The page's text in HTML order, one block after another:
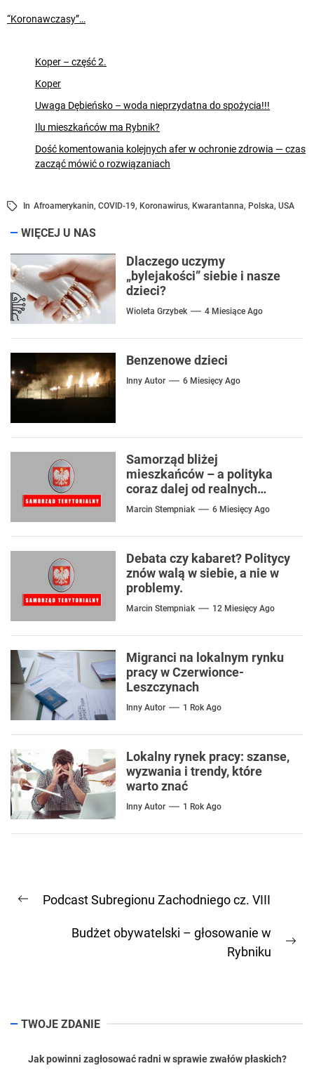
“Koronawczasy”…
Koper – część 2.
Koper
Uwaga Dębieńsko – woda nieprzydatna do spożycia!!!
Ilu mieszkańców ma Rybnik?
Dość komentowania kolejnych afer w ochronie zdrowia — czas
zacząć mówić o rozwiązaniach
In Afroamerykanin, COVID-19, Koronawirus, Kwarantanna, Polska, USA
WIĘCEJ U NAS
Dlaczego uczymy
„bylejakości” siebie i nasze
dzieci?
Wioleta Grzybek 4 Miesiące Ago
Benzenowe dzieci
Inny Autor 6 Miesięcy Ago
Samorząd bliżej
mieszkańców – a polityka
coraz dalej od realnych
problemów
Marcin Stempniak 6 Miesięcy Ago
Debata czy kabaret? Politycy
znów walą w siebie, a nie w
problemy.
Marcin Stempniak 12 Miesięcy Ago
Migranci na lokalnym rynku
pracy w Czerwionce-
Leszczynach
Inny Autor 1 Rok Ago
Lokalny rynek pracy: szanse,
wyzwania i trendy, które
warto znać
Inny Autor 1 Rok Ago
wpisu
Previous
Podcast Subregionu Zachodniego cz. VIII
Budżet obywatelski – głosowanie w
Rybniku
TWOJE ZDANIE
Jak powinni zagłosować radni w sprawie zwałów płaskich?